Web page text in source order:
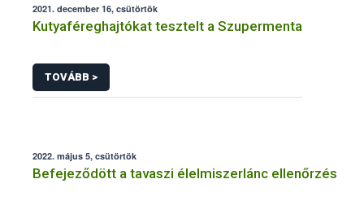
2021. december 16, csütörtök
Kutyaféreghajtókat tesztelt a Szupermenta
TOVÁBB >
2022. május 5, csütörtök
Befejeződött a tavaszi élelmiszerlánc ellenőrzés